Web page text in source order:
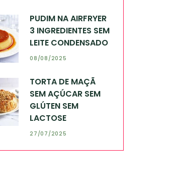
PUDIM NA AIRFRYER
3 INGREDIENTES SEM
LEITE CONDENSADO
08/08/2025
TORTA DE MAÇÃ
SEM AÇÚCAR SEM
GLÚTEN SEM
LACTOSE
27/07/2025